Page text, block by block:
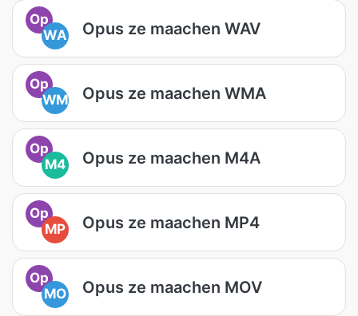
Op
WA
Opus ze maachen WAV
Op
WM
Opus ze maachen WMA
Op
M4
Opus ze maachen M4A
Op
MP
Opus ze maachen MP4
Op
MO
Opus ze maachen MOV